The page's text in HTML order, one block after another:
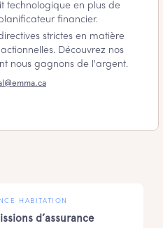
technologique en plus de
financier.
strictes en matière
Découvrez nos
nous gagnons de l'argent.
HABITATION
d’assurance